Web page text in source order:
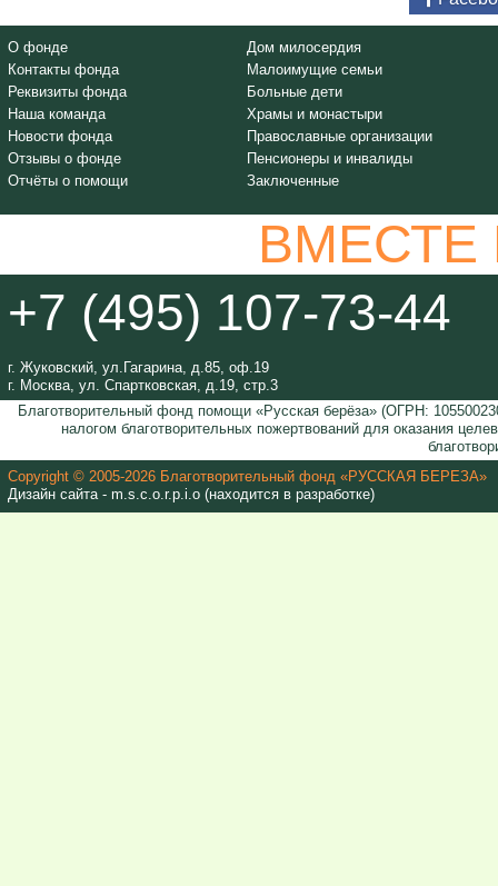
О фонде
Контакты фонда
Реквизиты фонда
Наша команда
Новости фонда
Отзывы о фонде
Отчёты о помощи
Дом милосердия
Малоимущие семьи
Больные дети
Храмы и монастыри
Православные организации
Пенсионеры и инвалиды
Заключенные
+7 (495) 107-73-44
г. Жуковский, ул.Гагарина, д.85, оф.19
г. Москва, ул. Спартковская, д.19, стр.3
Благотворительный фонд помощи «Русская берёза» (ОГРН:
налогом благотворительных пожертвований для оказания
Copyright © 2005-2026 Благотворительный фонд «РУССКАЯ БЕРЕЗА»
Дизайн сайта - m.s.c.o.r.p.i.o (находится в разработке)